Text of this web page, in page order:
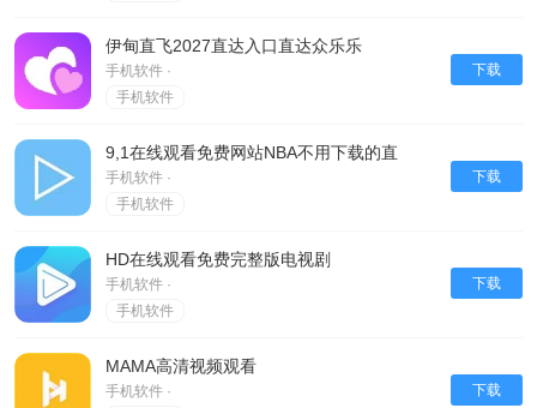
伊甸直飞2027直达入口直达众乐乐
手机软件 ·
手机软件
下载
9,1在线观看免费网站NBA不用下载的直
手机软件 ·
手机软件
下载
HD在线观看免费完整版电视剧
手机软件 ·
手机软件
下载
MAMA高清视频观看
手机软件 ·
下载